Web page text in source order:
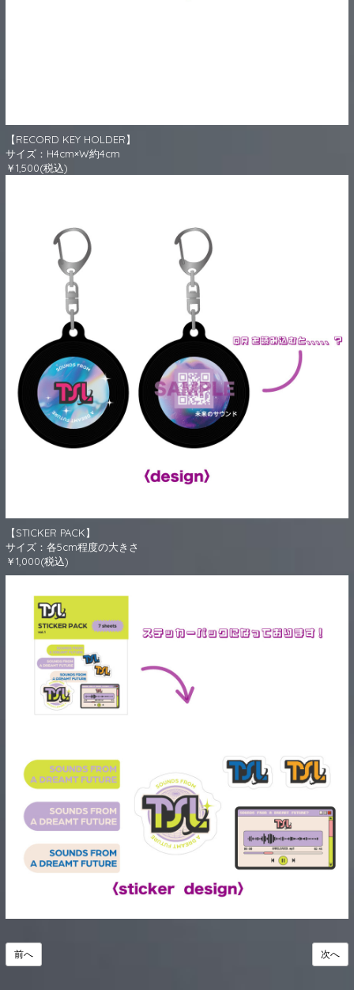
【RECORD KEY HOLDER】
サイズ：H4cm×W約4cm
￥1,500(税込)
【STICKER PACK】
サイズ：各5cm程度の大きさ
￥1,000(税込)
次へ
前へ